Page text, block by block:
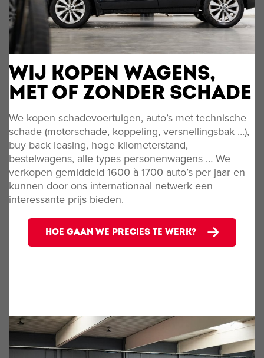
WIJ KOPEN WAGENS,
MET OF ZONDER SCHADE
We kopen schadevoertuigen, auto’s met technische
schade (motorschade, koppeling, versnellingsbak …),
buy back leasing, hoge kilometerstand,
bestelwagens, alle types personenwagens … We
verkopen gemiddeld 1600 à 1700 auto’s per jaar en
kunnen door ons internationaal netwerk een
interessante prijs bieden.
HOE GAAN WE PRECIES TE WERK?